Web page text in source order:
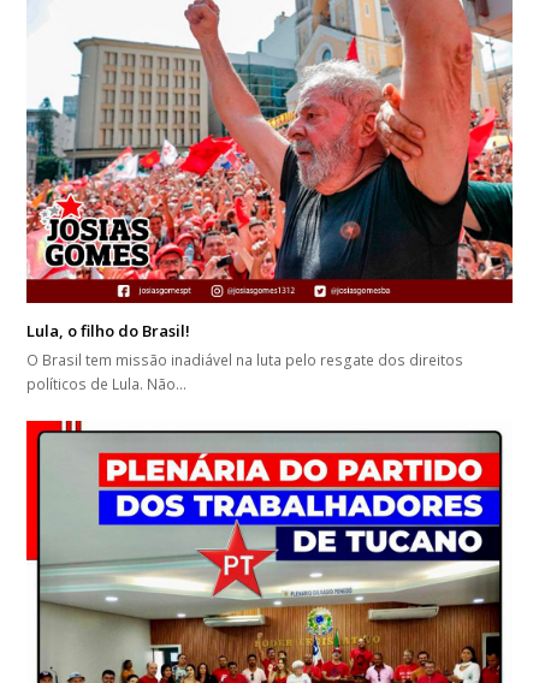
Lula, o filho do Brasil!
O Brasil tem missão inadiável na luta pelo resgate dos direitos
políticos de Lula. Não…